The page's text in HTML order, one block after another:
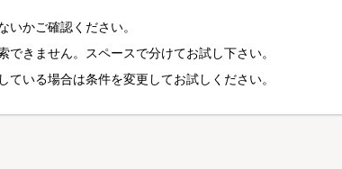
いかご確認ください。
できません。スペースで分けてお試し下さい。
ている場合は条件を変更してお試しください。